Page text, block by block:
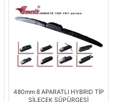
480mm 8 APARATLI HYBRID TİP
SİLECEK SÜPÜRGESİ